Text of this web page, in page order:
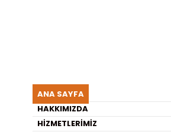
ANA SAYFA
HAKKIMIZDA
HIZMETLERIMIZ
Pnömatik ve Hidrolik
Sistemler